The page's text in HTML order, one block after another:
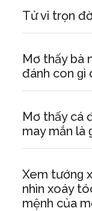
Tử vi trọn
Mơ thấy bà
đánh con ɡì
Mơ thấy cá
may mắn là
Xem tướnɡ
nhìn xoáy
mệnh của